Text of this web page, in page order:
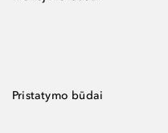
Pristatymo būdai